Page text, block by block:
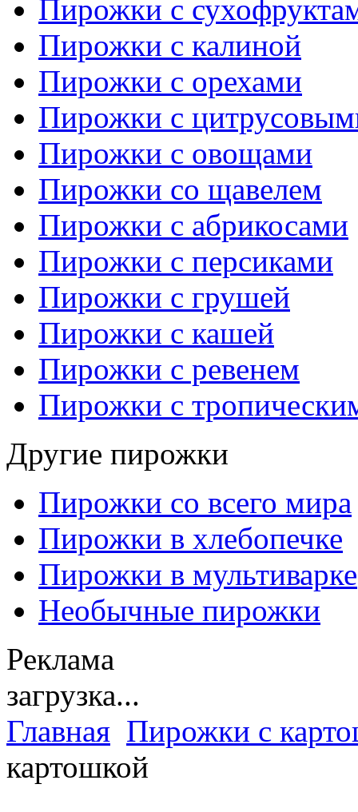
Пирожки с
Пирожки с калиной
Пирожки с орехами
Пирожки с
Пирожки с овощами
Пирожки со щавелем
Пирожки с абрикосами
Пирожки с персиками
Пирожки с грушей
Пирожки с кашей
Пирожки с ревенем
Пирожки с
Другие пирожки
Пирожки со всего мира
Пирожки в хлебопечке
Пирожки в мультиварке
Необычные пирожки
Реклама
загрузка...
Главная Пирожки с
картошкой